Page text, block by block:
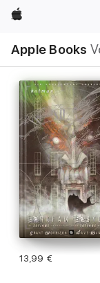
Apple
Apple Books
Navigation
Menü
öffnen
13,99 €